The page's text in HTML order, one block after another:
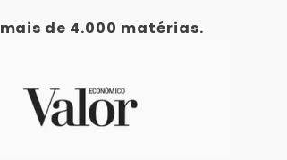
mais de 4.000 matérias.